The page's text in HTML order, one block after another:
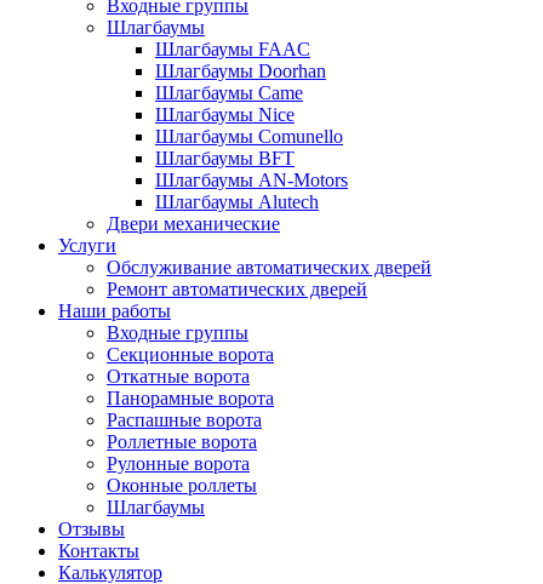
Входные группы
Шлагбаумы
Шлагбаумы FAAC
Шлагбаумы Doorhan
Шлагбаумы Came
Шлагбаумы Nice
Шлагбаумы Comunello
Шлагбаумы BFT
Шлагбаумы AN-Motors
Шлагбаумы Alutech
Двери механические
Услуги
Обслуживание автоматических дверей
Ремонт автоматических дверей
Наши работы
Входные группы
Секционные ворота
Откатные ворота
Панорамные ворота
Распашные ворота
Роллетные ворота
Рулонные ворота
Оконные роллеты
Шлагбаумы
Отзывы
Контакты
Калькулятор